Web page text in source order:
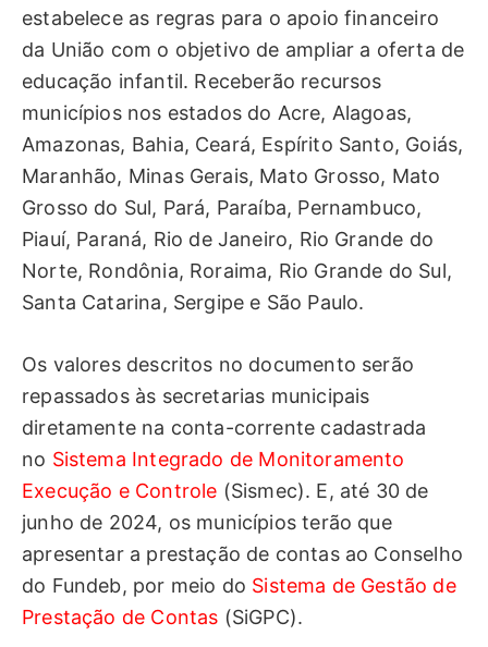
estabelece as regras para o apoio financeiro
da União com o objetivo de ampliar a oferta de
educação infantil. Receberão recursos
municípios nos estados do Acre, Alagoas,
Amazonas, Bahia, Ceará, Espírito Santo, Goiás,
Maranhão, Minas Gerais, Mato Grosso, Mato
Grosso do Sul, Pará, Paraíba, Pernambuco,
Piauí, Paraná, Rio de Janeiro, Rio Grande do
Norte, Rondônia, Roraima, Rio Grande do Sul,
Santa Catarina, Sergipe e São Paulo.
Os valores descritos no documento serão
repassados às secretarias municipais
diretamente na conta-corrente cadastrada
no Sistema Integrado de Monitoramento
Execução e Controle (Sismec). E, até 30 de
junho de 2024, os municípios terão que
apresentar a prestação de contas ao Conselho
do Fundeb, por meio do Sistema de Gestão de
Prestação de Contas (SiGPC).